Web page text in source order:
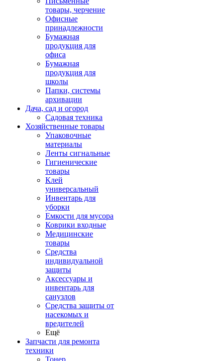
товары, черчение
Офисные
принадлежности
Бумажная
продукция для
офиса
Бумажная
продукция для
школы
Папки, системы
архивации
Дача, сад и огород
Садовая техника
Хозяйственные товары
Упаковочные
материалы
Ленты сигнальные
Гигиенические
товары
Клей
универсальный
Инвентарь для
уборки
Емкости для мусора
Коврики входные
Медицинские
товары
Средства
индивидуальной
защиты
Аксессуары и
инвентарь для
санузлов
Средства защиты от
насекомых и
вредителей
Ещё
Запчасти для ремонта
техники
Тонер